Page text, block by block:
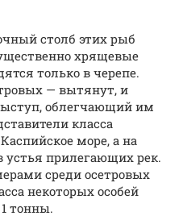
столб этих рыб
хрящевые
только в черепе.
— вытянут, и
облегчающий им
класса
море, а на
устья прилегающих рек.
среди осетровых
некоторых особей
тонны.